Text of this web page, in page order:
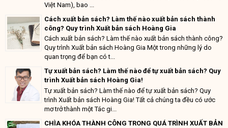
Việt Nam), bao ...
Cách xuất bản sách? Làm thế nào xuất bản sách thành
công? Quy trình Xuất bản sách Hoàng Gia
Cách xuất bản sách? Làm thế nào xuất bản sách thành công?
Quy trình Xuất bản sách Hoàng Gia Một trong những lý do
quan trọng để bạn có t...
Tự xuất bản sách? Làm thế nào để tự xuất bản sách? Quy
trình Xuất bản sách Hoàng Gia!
Tự xuất bản sách? Làm thế nào để tự xuất bản sách? Quy
trình Xuất bản sách Hoàng Gia! Tất cả chúng ta đều có ước
mơ trở thành một Tác gi...
CHÌA KHÓA THÀNH CÔNG TRONG QUÁ TRÌNH XUẤT BẢN